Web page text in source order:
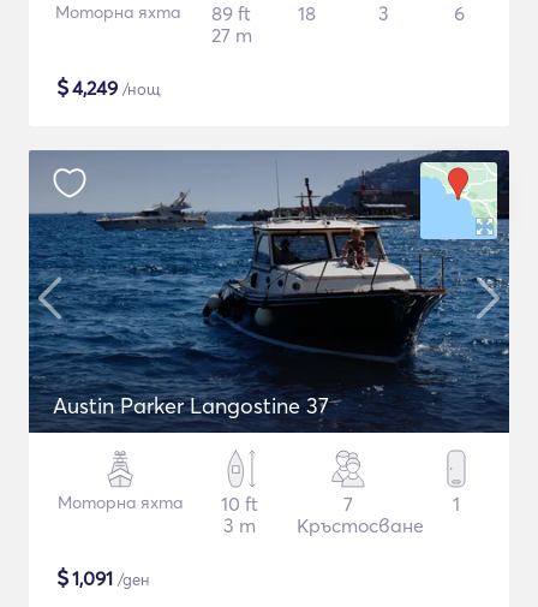
Моторна яхта
89 ft
27 m
18 3 6
$4,249 /нощ
Austin Parker Langostine 37
Моторна яхта
10 ft
3 m
7
Кръстосване
1
$1,091 /ден